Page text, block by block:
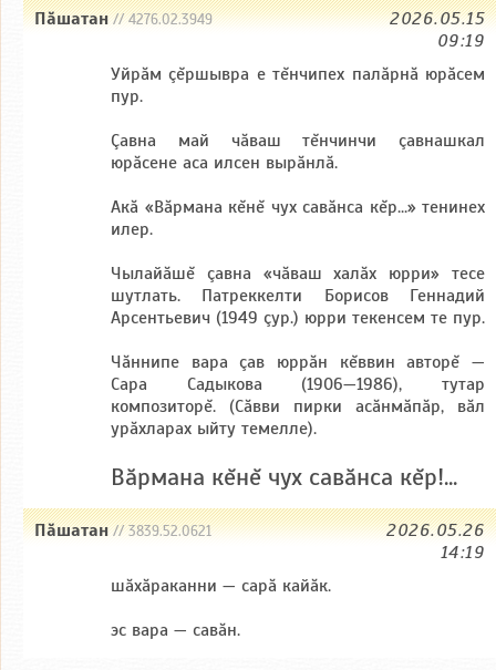
Пăшатан// 4276.02.3949
2026.05.15
09:19
Уйрăм çĕршывра е тĕнчипех палăрнă юрăсем
пур.
Çавна май чăваш тĕнчинчи çавнашкал
юрăсене аса илсен вырăнлă.
Акă «Băрмана кĕнĕ чух савăнса кĕр...» тенинех
илер.
Чылайăшĕ çавна «чăваш халăх юрри» тесе
шутлать. Патреккелти Борисов Геннадий
Арсентьевич (1949 çур.) юрри текенсем те пур.
Чăннипе вара çав юррăн кĕввин авторĕ —
Сара Садыкова (1906—1986), тутар
композиторĕ. (Сăвви пирки асăнмăпăр, вăл
урăхларах ыйту темелле).
Băрмана кĕнĕ чух савăнса кĕр!...
Пăшатан// 3839.52.0621
2026.05.26
14:19
шăхăраканни — сарă кайăк.
эс вара — савăн.